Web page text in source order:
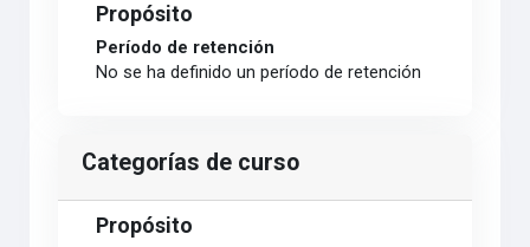
Propósito
Período de retención
No se ha definido un período de retención
Categorías de curso
Propósito